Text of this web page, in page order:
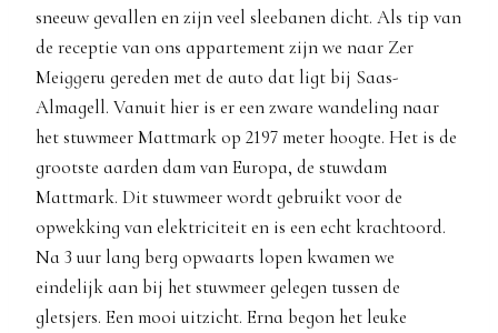
sneeuw gevallen en zijn veel sleebanen dicht. Als tip van
de receptie van ons appartement zijn we naar Zer
Meiggeru gereden met de auto dat ligt bij Saas-
Almagell. Vanuit hier is er een zware wandeling naar
het stuwmeer Mattmark op 2197 meter hoogte. Het is de
grootste aarden dam van Europa, de stuwdam
Mattmark. Dit stuwmeer wordt gebruikt voor de
opwekking van elektriciteit en is een echt krachtoord.
Na 3 uur lang berg opwaarts lopen kwamen we
eindelijk aan bij het stuwmeer gelegen tussen de
gletsjers. Een mooi uitzicht. Erna begon het leuke